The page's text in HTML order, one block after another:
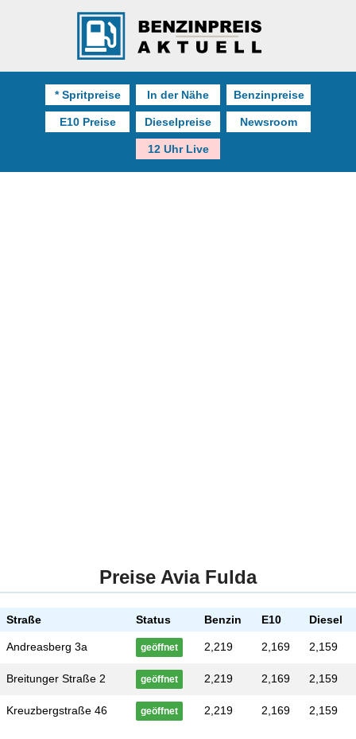
* Spritpreise In der Nähe Benzinpreise
E10 Preise Dieselpreise Newsroom
12 Uhr Live
Preise Avia Fulda
Straße Status Benzin E10 Diesel
Andreasberg 3a geöffnet 2,219 2,169 2,159
Breitunger Straße 2 geöffnet 2,219 2,169 2,159
Kreuzbergstraße 46 geöffnet 2,219 2,169 2,159